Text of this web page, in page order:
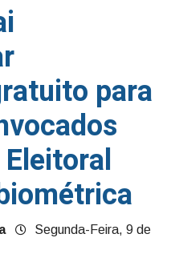
para
Segunda-Feira, 9 de